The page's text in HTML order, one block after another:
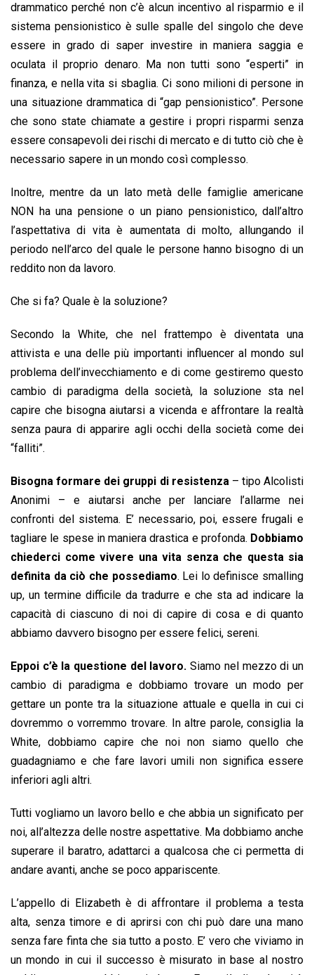
drammatico perché non c’è alcun incentivo al risparmio e il
sistema pensionistico è sulle spalle del singolo che deve
essere in grado di saper investire in maniera saggia e
oculata il proprio denaro. Ma non tutti sono “esperti” in
finanza, e nella vita si sbaglia. Ci sono milioni di persone in
una situazione drammatica di “gap pensionistico”. Persone
che sono state chiamate a gestire i propri risparmi senza
essere consapevoli dei rischi di mercato e di tutto ciò che è
necessario sapere in un mondo così complesso.
Inoltre, mentre da un lato metà delle famiglie americane
NON ha una pensione o un piano pensionistico, dall’altro
l’aspettativa di vita è aumentata di molto, allungando il
periodo nell’arco del quale le persone hanno bisogno di un
reddito non da lavoro.
Che si fa? Quale è la soluzione?
Secondo la White, che nel frattempo è diventata una
attivista e una delle più importanti influencer al mondo sul
problema dell’invecchiamento e di come gestiremo questo
cambio di paradigma della società, la soluzione sta nel
capire che bisogna aiutarsi a vicenda e affrontare la realtà
senza paura di apparire agli occhi della società come dei
“falliti”.
Bisogna formare dei gruppi di resistenza– tipo Alcolisti
Anonimi – e aiutarsi anche per lanciare l’allarme nei
confronti del sistema. E’ necessario, poi, essere frugali e
tagliare le spese in maniera drastica e profonda. Dobbiamo
chiederci come vivere una vita senza che questa sia
definita da ciò che possediamo. Lei lo definisce smalling
up, un termine difficile da tradurre e che sta ad indicare la
capacità di ciascuno di noi di capire di cosa e di quanto
abbiamo davvero bisogno per essere felici, sereni.
Eppoi c’è la questione del lavoro. Siamo nel mezzo di un
cambio di paradigma e dobbiamo trovare un modo per
gettare un ponte tra la situazione attuale e quella in cui ci
dovremmo o vorremmo trovare. In altre parole, consiglia la
White, dobbiamo capire che noi non siamo quello che
guadagniamo e che fare lavori umili non significa essere
inferiori agli altri.
Tutti vogliamo un lavoro bello e che abbia un significato per
noi, all’altezza delle nostre aspettative. Ma dobbiamo anche
superare il baratro, adattarci a qualcosa che ci permetta di
andare avanti, anche se poco appariscente.
L’appello di Elizabeth è di affrontare il problema a testa
alta, senza timore e di aprirsi con chi può dare una mano
senza fare finta che sia tutto a posto. E’ vero che viviamo in
un mondo in cui il successo è misurato in base al nostro